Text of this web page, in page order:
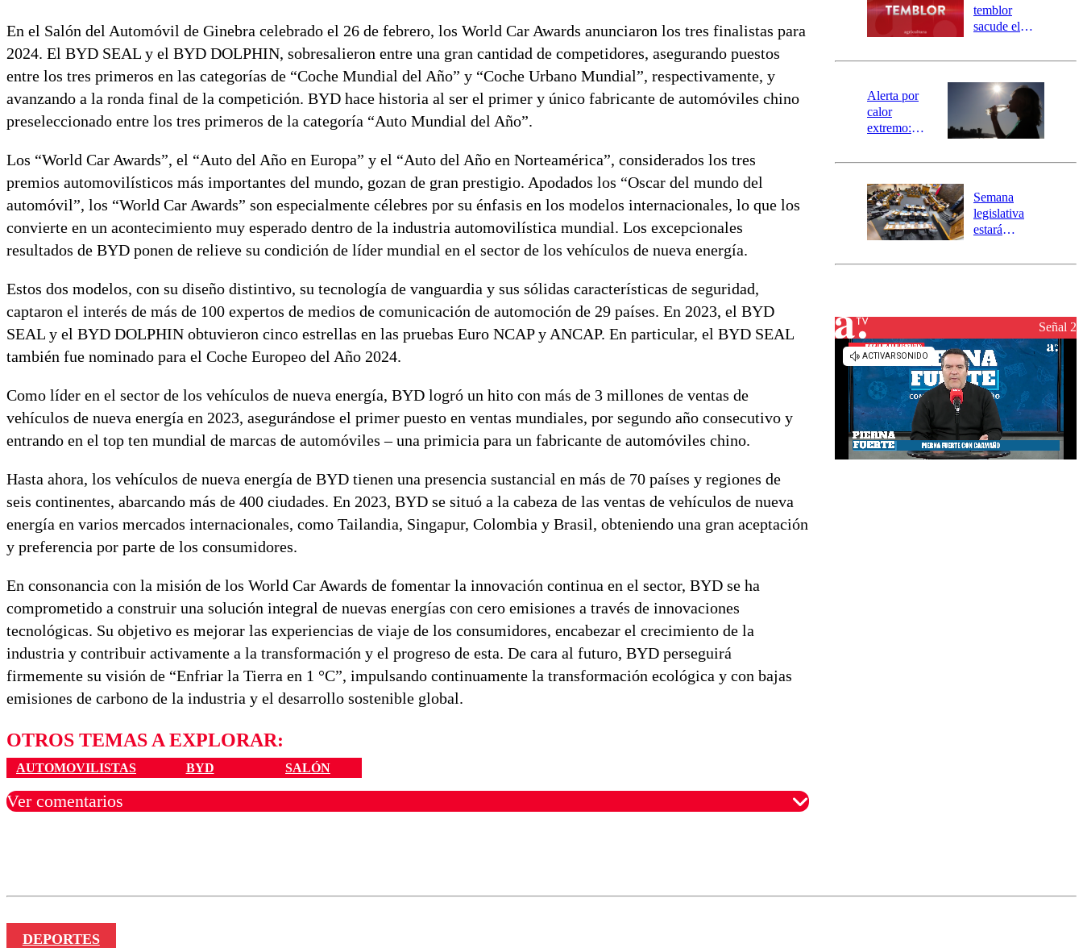
En el Salón del Automóvil de Ginebra celebrado el 26 de febrero, los World Car Awards anunciaron los tres finalistas para
2024. El BYD SEAL y el BYD DOLPHIN, sobresalieron entre una gran cantidad de competidores, asegurando puestos
entre los tres primeros en las categorías de “Coche Mundial del Año” y “Coche Urbano Mundial”, respectivamente, y
avanzando a la ronda final de la competición. BYD hace historia al ser el primer y único fabricante de automóviles chino
preseleccionado entre los tres primeros de la categoría “Auto Mundial del Año”.
Los “World Car Awards”, el “Auto del Año en Europa” y el “Auto del Año en Norteamérica”, considerados los tres
premios automovilísticos más importantes del mundo, gozan de gran prestigio. Apodados los “Oscar del mundo del
automóvil”, los “World Car Awards” son especialmente célebres por su énfasis en los modelos internacionales, lo que los
convierte en un acontecimiento muy esperado dentro de la industria automovilística mundial. Los excepcionales
resultados de BYD ponen de relieve su condición de líder mundial en el sector de los vehículos de nueva energía.
Estos dos modelos, con su diseño distintivo, su tecnología de vanguardia y sus sólidas características de seguridad,
captaron el interés de más de 100 expertos de medios de comunicación de automoción de 29 países. En 2023, el BYD
SEAL y el BYD DOLPHIN obtuvieron cinco estrellas en las pruebas Euro NCAP y ANCAP. En particular, el BYD SEAL
también fue nominado para el Coche Europeo del Año 2024.
Como líder en el sector de los vehículos de nueva energía, BYD logró un hito con más de 3 millones de ventas de
vehículos de nueva energía en 2023, asegurándose el primer puesto en ventas mundiales, por segundo año consecutivo y
entrando en el top ten mundial de marcas de automóviles – una primicia para un fabricante de automóviles chino.
Hasta ahora, los vehículos de nueva energía de BYD tienen una presencia sustancial en más de 70 países y regiones de
seis continentes, abarcando más de 400 ciudades. En 2023, BYD se situó a la cabeza de las ventas de vehículos de nueva
energía en varios mercados internacionales, como Tailandia, Singapur, Colombia y Brasil, obteniendo una gran aceptación
y preferencia por parte de los consumidores.
En consonancia con la misión de los World Car Awards de fomentar la innovación continua en el sector, BYD se ha
comprometido a construir una solución integral de nuevas energías con cero emisiones a través de innovaciones
tecnológicas. Su objetivo es mejorar las experiencias de viaje de los consumidores, encabezar el crecimiento de la
industria y contribuir activamente a la transformación y el progreso de esta. De cara al futuro, BYD perseguirá
firmemente su visión de “Enfriar la Tierra en 1 °C”, impulsando continuamente la transformación ecológica y con bajas
emisiones de carbono de la industria y el desarrollo sostenible global.
OTROS TEMAS A EXPLORAR:
AUTOMOVILISTAS BYD SALÓN
Ver comentarios
activa
mensajería
SAE
temblor
sacude el
revisa la
epicentro
Alerta por
calor
extremo:
activa Alerta
Preventiva en
tres comunas
Semana
legislativa
estará
el fin de la
reconstrucciónSeñal 2
DEPORTES